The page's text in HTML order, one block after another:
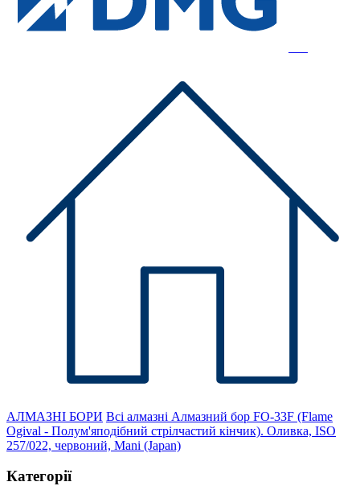
АЛМАЗНІ БОРИ Всі алмазні Алмазний бор FO-33F (Flame
Ogival - Полум'яподібний стрілчастий кінчик). Оливка, ISO
257/022, червоний, Mani (Japan)
Категорії